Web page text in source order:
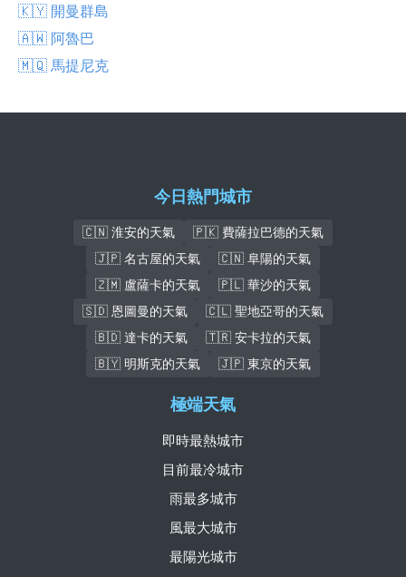
🇰🇾 開曼群島
🇦🇼 阿魯巴
🇲🇶 馬提尼克
今日熱門城市
🇨🇳 淮安的天氣
🇵🇰 費薩拉巴德的天氣
🇯🇵 名古屋的天氣
🇨🇳 阜陽的天氣
🇿🇲 盧薩卡的天氣
🇵🇱 華沙的天氣
🇸🇩 恩圖曼的天氣
🇨🇱 聖地亞哥的天氣
🇧🇩 達卡的天氣
🇹🇷 安卡拉的天氣
🇧🇾 明斯克的天氣
🇯🇵 東京的天氣
極端天氣
即時最熱城市
目前最冷城市
雨最多城市
風最大城市
最陽光城市